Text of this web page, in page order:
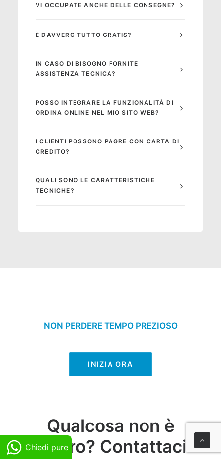
VI OCCUPATE ANCHE DELLE CONSEGNE?
È DAVVERO TUTTO GRATIS?
IN CASO DI BISOGNO FORNITE
ASSISTENZA TECNICA?
POSSO INTEGRARE LA FUNZIONALITÀ DI
ORDINA ONLINE NEL MIO SITO WEB?
I CLIENTI POSSONO PAGRE CON CARTA DI
CREDITO?
QUALI SONO LE CARATTERISTICHE
TECNICHE?
NON PERDERE TEMPO PREZIOSO
INIZIA ORA
Qualcosa non è
chiaro? Contattaci
Chiedi pure